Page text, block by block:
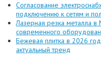
Согласование
подключению к сетям и
Лазерная резка металла в
современного
Бежевая плитка в 2026
актуальный тренд